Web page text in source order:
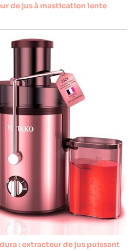
de jus à mastication lente
: extracteur de jus puissant